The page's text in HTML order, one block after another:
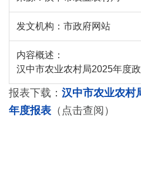
发文机构： 市政府网站
内容概述：
汉中市农业农村局2025年度
报表下载： 汉中市农业农村
年度报表 （点击查阅）